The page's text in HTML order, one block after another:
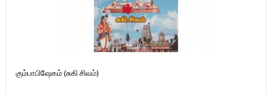
கும்பாபிஷேகம் (சுகி சிவம்)